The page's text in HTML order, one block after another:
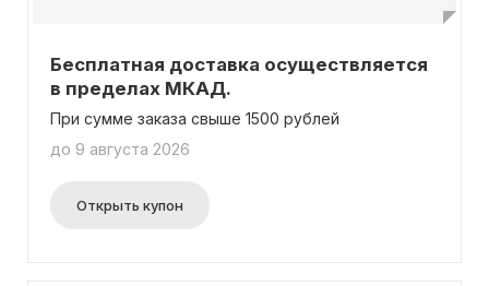
Бесплатная доставка осуществляется
в пределах МКАД.
При сумме заказа свыше 1500 рублей
до 9 августа 2026
Открыть купон